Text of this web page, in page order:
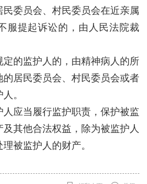
委员会、村民委员会在近亲属
服提起诉讼的，由人民法院裁
定的监护人的，由精神病人的所
的居民委员会、村民委员会或者
。
人应当履行监护职责，保护被监
其他合法权益，除为被监护人
被监护人的财产。